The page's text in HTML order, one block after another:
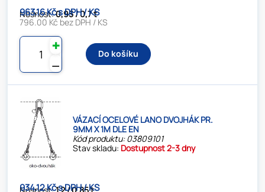
Nosnost:0,95 / 0,7 t
963.16 Kč s DPH / KS
796.00 Kč bez DPH / KS
⚊
✚
Do košíku
VÁZACÍ OCELOVÉ LANO DVOJHÁK PR.
9MM X 1M DLE EN
Kód produktu: 03809101
Stav skladu: Dostupnost 2-3 dny
934.12 Kč s DPH / KS